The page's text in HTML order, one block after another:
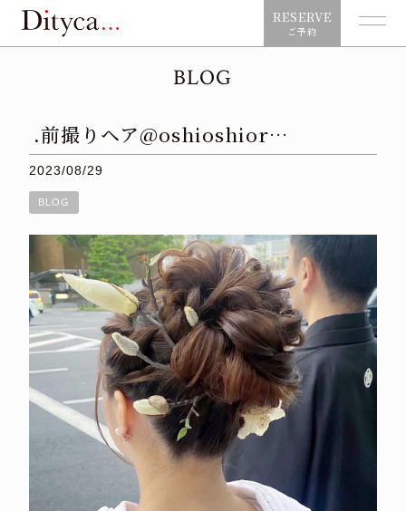
RESERVE
ご予約
BLOG
.前撮りヘア@oshioshior…
2023/08/29
BLOG